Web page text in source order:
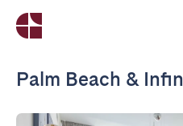
Palm Beach &